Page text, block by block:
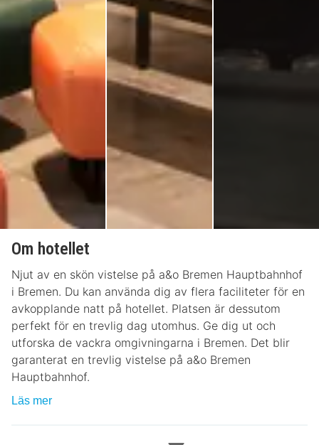
Om hotellet
Njut av en skön vistelse på a&o Bremen Hauptbahnhof
i Bremen. Du kan använda dig av flera faciliteter för en
avkopplande natt på hotellet. Platsen är dessutom
perfekt för en trevlig dag utomhus. Ge dig ut och
utforska de vackra omgivningarna i Bremen. Det blir
garanterat en trevlig vistelse på a&o Bremen
Hauptbahnhof.
Läs mer